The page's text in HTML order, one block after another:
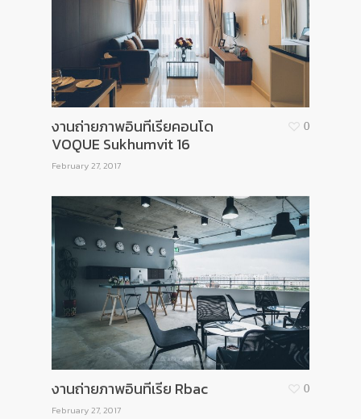
งานถ่ายภาพอินทีเรียคอนโด
VOQUE Sukhumvit 16
February 27, 2017
0
งานถ่ายภาพอินทีเรีย Rbac
February 27, 2017
0